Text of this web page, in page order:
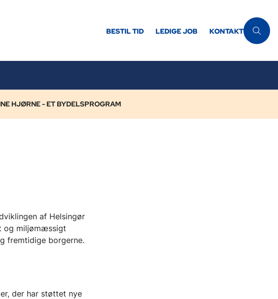
BESTIL TID LEDIGE JOB KONTAKT
HJØRNE - ET BYDELSPROGRAM
af Helsingør
og miljømæssigt
fremtidige borgerne.
der har støttet nye